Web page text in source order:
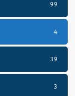
99
4
39
3